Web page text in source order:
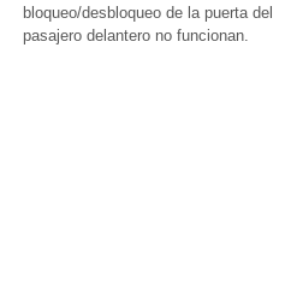
bloqueo/desbloqueo de la puerta del
pasajero delantero no funcionan.